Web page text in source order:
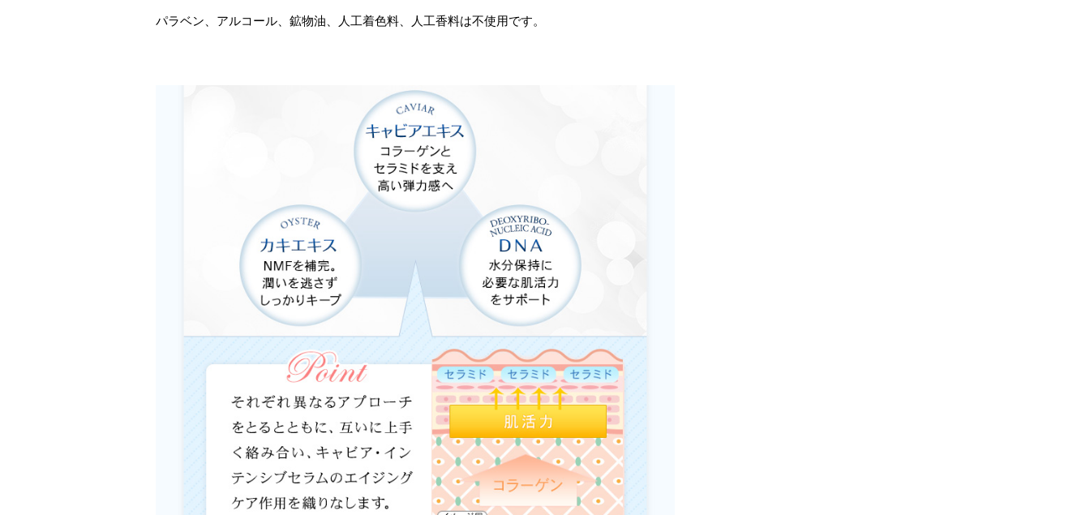
パラベン、アルコール、鉱物油、人工着色料、人工香料は不使用です。